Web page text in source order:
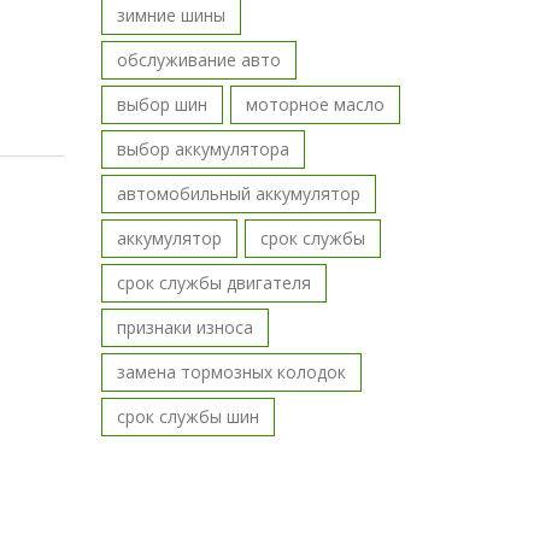
зимние шины
обслуживание авто
выбор шин
моторное масло
выбор аккумулятора
автомобильный аккумулятор
аккумулятор
срок службы
срок службы двигателя
признаки износа
замена тормозных колодок
срок службы шин